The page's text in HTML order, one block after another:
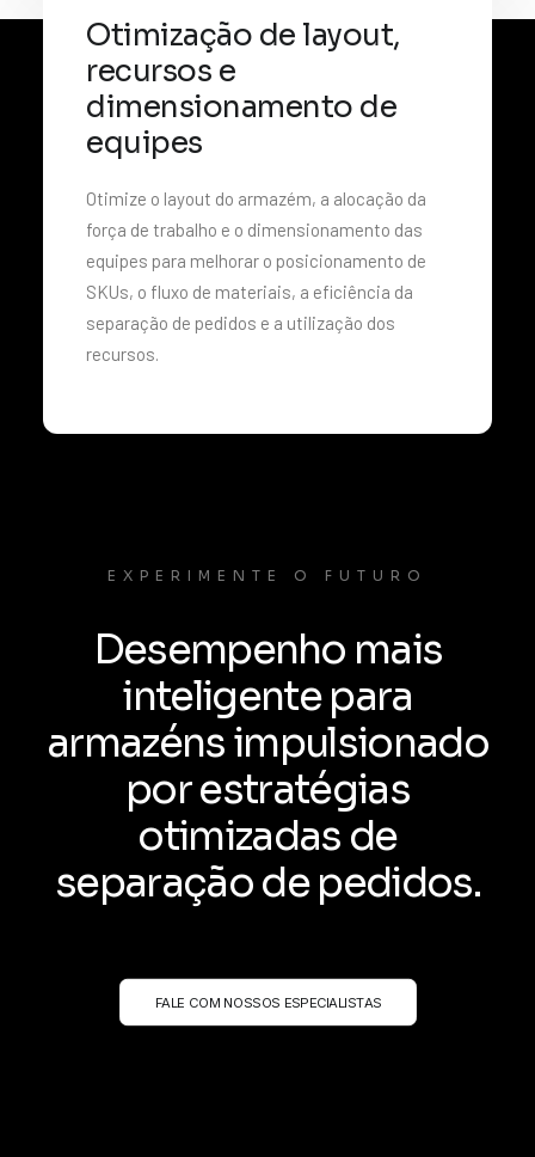
Otimização de layout,
recursos e
dimensionamento de
equipes
Otimize o layout do armazém, a alocação da
força de trabalho e o dimensionamento das
equipes para melhorar o posicionamento de
SKUs, o fluxo de materiais, a eficiência da
separação de pedidos e a utilização dos
recursos.
EXPERIMENTE O FUTURO
Desempenho mais
inteligente para
armazéns impulsionado
por estratégias
otimizadas de
separação de pedidos.
FALE COM NOSSOS ESPECIALISTAS